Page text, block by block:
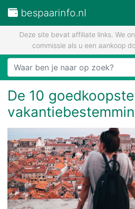
bespaarinfo.nl
Deze site bevat affiliate links. We
commissie als u een aankoop
De 10 goedkoopste